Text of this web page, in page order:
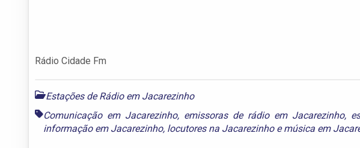
Rádio Cidade Fm
Estações de Rádio em Jacarezinho
Comunicação em Jacarezinho, emissoras de rádio em Jacarezinho,
informação em Jacarezinho, locutores na Jacarezinhoemúsica em